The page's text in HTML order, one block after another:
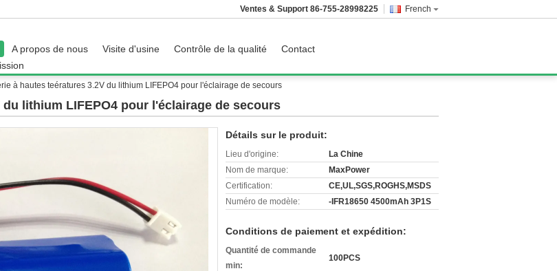
French
Ventes & Support 86-755-28998225
A propos de nous Visite d'usine Contrôle de la qualité
Contact
à hautes teératures 3.2V du lithium LIFEPO4 pour l'éclairage de secours
lithium LIFEPO4 pour l'éclairage de secours
Détails sur le produit:
Lieu d'origine:
La Chine
Nom de marque:
MaxPower
Certification:
CE,UL,SGS,ROGHS,MSDS
Numéro de modèle:
-IFR18650 4500mAh 3P1S
Conditions de paiement et expédition:
Quantité de commande
min:
100PCS